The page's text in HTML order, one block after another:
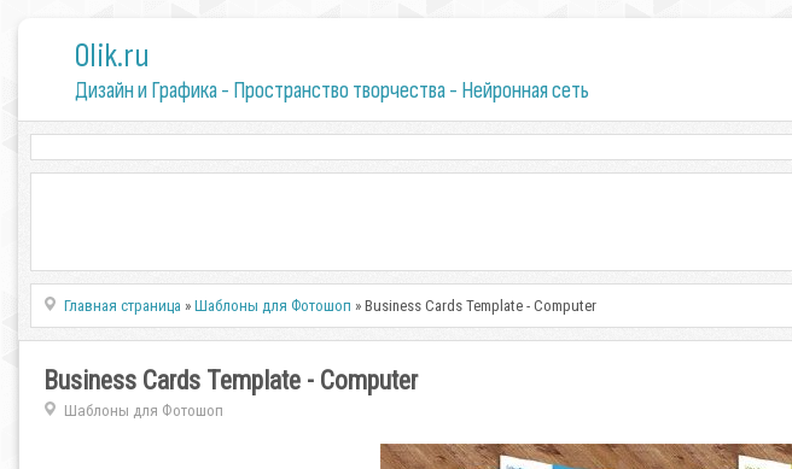
0lik.ru
Дизайн и Графика - Пространство творчества - Нейронная сеть
Главная страница »Шаблоны для Фотошоп » Business Cards Template - Computer
Business Cards Template - Computer
Шаблоны для Фотошоп